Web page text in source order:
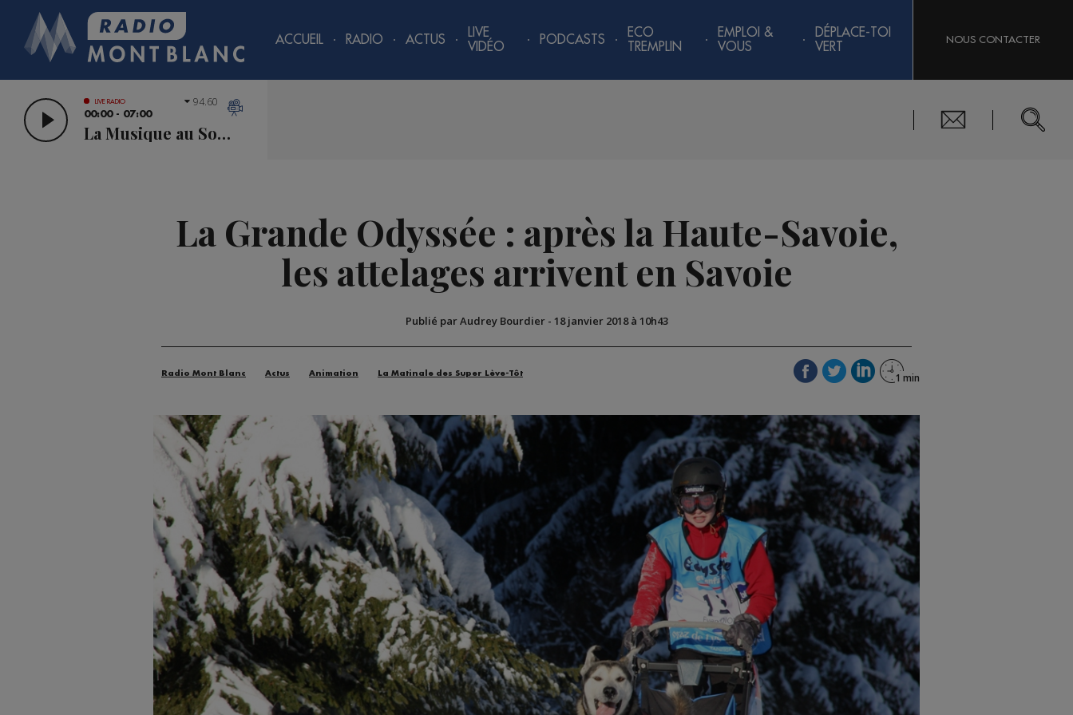
ACCUEIL RADIO ACTUS
LIVE
VIDÉO
PODCASTS
ECO
TREMPLIN
EMPLOI &
VOUS
DÉPLACE-TOI
VERT
NOUS CONTACTER
LIVE RADIO
00:00 - 07:00
La Musique au Sommet
94.60
La Grande Odyssée : après la Haute-Savoie,
les attelages arrivent en Savoie
Publié par Audrey Bourdier- 18 janvier 2018 à 10h43
Radio Mont Blanc Actus Animation La Matinale des Super Lève-Tôt